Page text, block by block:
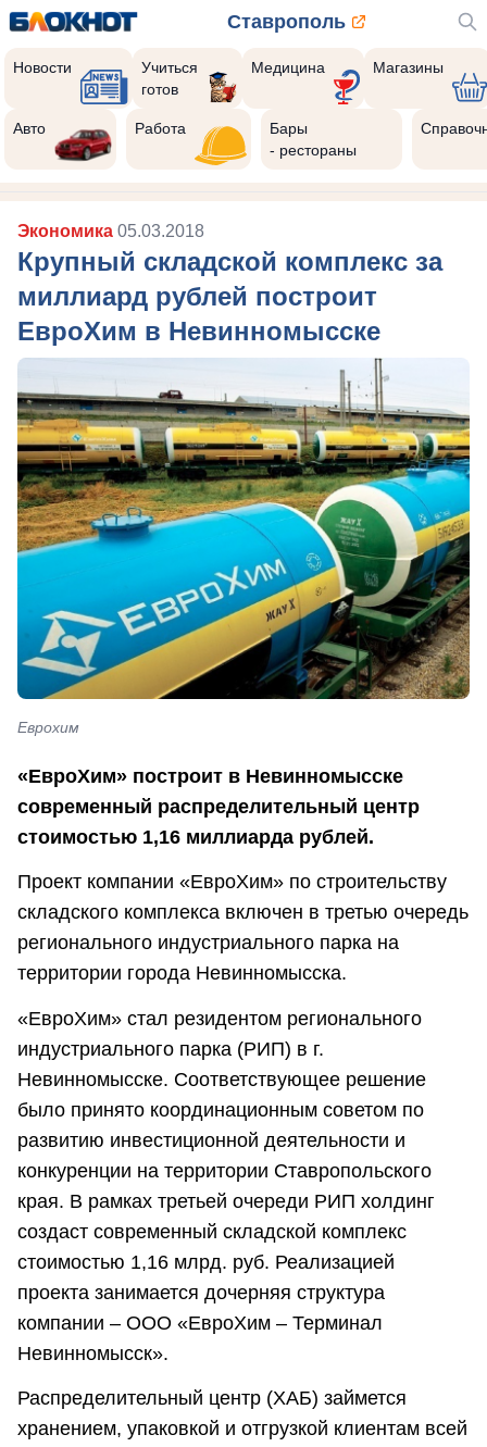
Ставрополь
Новости
Учиться
готов
Медицина Магазины
Авто Работа
Бары
- рестораны
Экономика 05.03.2018
Крупный складской комплекс за
миллиард рублей построит
ЕвроХим в Невинномысске
Еврохим
«ЕвроХим» построит в Невинномысске
современный распределительный центр
стоимостью 1,16 миллиарда рублей.
Проект компании «ЕвроХим» по строительству
складского комплекса включен в третью очередь
регионального индустриального парка на
территории города Невинномысска.
«ЕвроХим» стал резидентом регионального
индустриального парка (РИП) в г.
Невинномысске. Соответствующее решение
было принято координационным советом по
развитию инвестиционной деятельности и
конкуренции на территории Ставропольского
края. В рамках третьей очереди РИП холдинг
создаст современный складской комплекс
стоимостью 1,16 млрд. руб. Реализацией
проекта занимается дочерняя структура
компании – ООО «ЕвроХим – Терминал
Невинномысск».
Распределительный центр (ХАБ) займется
хранением, упаковкой и отгрузкой клиентам всей